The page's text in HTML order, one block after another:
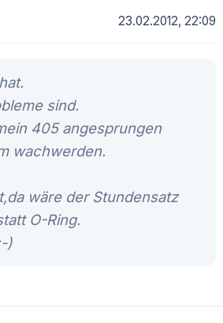
23.02.2012, 22:09
sind.
405 angesprungen
wachwerden.
wäre der Stundensatz
O-Ring.
)